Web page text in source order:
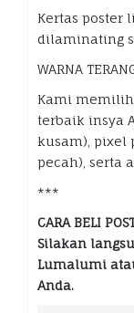
Kertas poster
dilaminating
WARNA
Kami
terbaik insya
kusam), pixel
pecah), serta
***
CARA BELI
Silakan
Lumalumi
Anda.